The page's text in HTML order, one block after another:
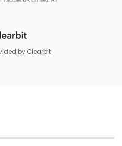
by Clearbit